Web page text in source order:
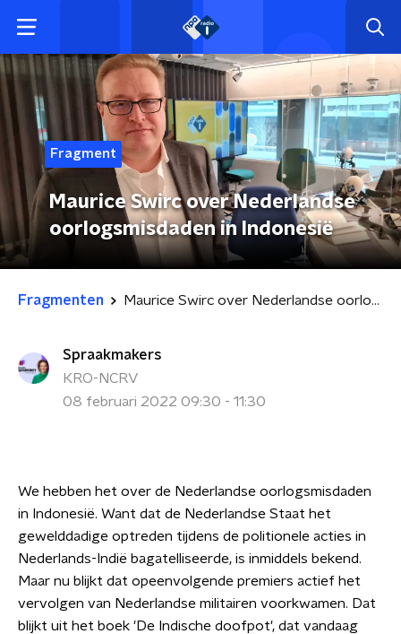
Fragment
Maurice Swirc over Nederlandse
oorlogsmisdaden in Indonesië
Fragmenten Maurice Swirc over Nederlandse oorlogsmisdaden in Indonesië
Spraakmakers
KRO-NCRV
08 februari 2022 09:30 - 11:30
We hebben het over de Nederlandse oorlogsmisdaden
in Indonesië. Want dat de Nederlandse Staat het
gewelddadige optreden tijdens de politionele acties in
Nederlands-Indië bagatelliseerde, is inmiddels bekend.
Maar nu blijkt dat opeenvolgende premiers actief het
vervolgen van Nederlandse militairen voorkwamen. Dat
blijkt uit het boek 'De Indische doofpot', dat vandaag